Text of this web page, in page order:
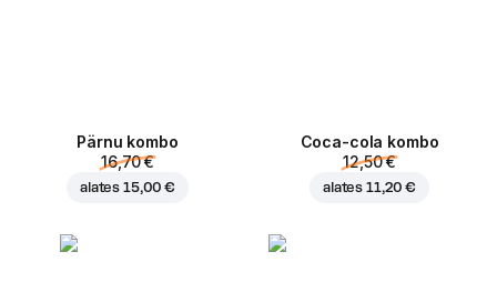
Pärnu kombo
16,70 €
alates 15,00 €
Coca-cola kombo
12,50 €
alates 11,20 €